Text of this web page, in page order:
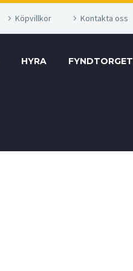
Köpvillkor Kontakta oss
HYRA FYNDTORGET